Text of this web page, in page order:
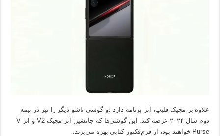
علاوه بر مجیک فلیپ، آنر برنامه دارد دو گوشی تاشو دیگر را نیز در نیمه
دوم سال ۲۰۲۴ عرضه کند. این گوشی‌ها که جانشین آنر مجیک V2 و آنر V
Purse خواهند بود، از فرم‌فکتور کتابی بهره می‌برند.